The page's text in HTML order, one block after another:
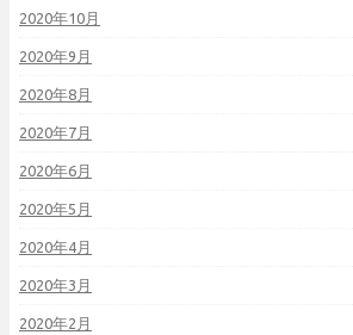
2020年10月
2020年9月
2020年8月
2020年7月
2020年6月
2020年5月
2020年4月
2020年3月
2020年2月